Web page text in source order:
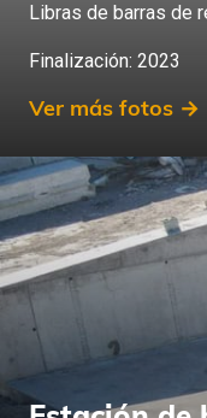
Más
Libras de barras de
Finalización: 2023
Ver más fotos →